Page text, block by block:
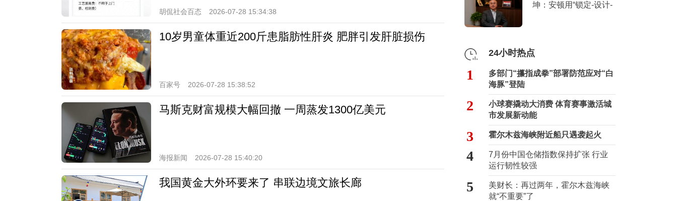
胡侃社会百态 2026-07-28 15:34:38
10岁男童体重近200斤患脂肪性肝炎 肥胖引发肝脏损伤
百家号 2026-07-28 15:38:52
马斯克财富规模大幅回撤 一周蒸发1300亿美元
海报新闻 2026-07-28 15:40:20
我国黄金大外环要来了 串联边境文旅长廊
坤：安顿用“锁定-设计-
24小时热点
1
多部门“攥指成拳”部署防范应对“白
海豚”登陆
2
小球赛撬动大消费 体育赛事激活城
市发展新动能
3 霍尔木兹海峡附近船只遇袭起火
4
7月份中国仓储指数保持扩张 行业
运行韧性较强
5
美财长：再过两年，霍尔木兹海峡
就“不重要”了